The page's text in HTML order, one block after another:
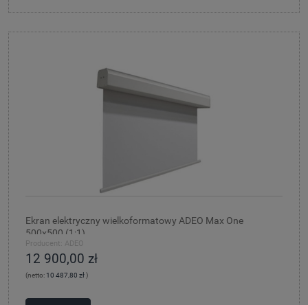
Ekran elektryczny wielkoformatowy ADEO Max One
500x500 (1:1)
Producent: ADEO
12 900,00 zł
(netto: 10 487,80 zł)